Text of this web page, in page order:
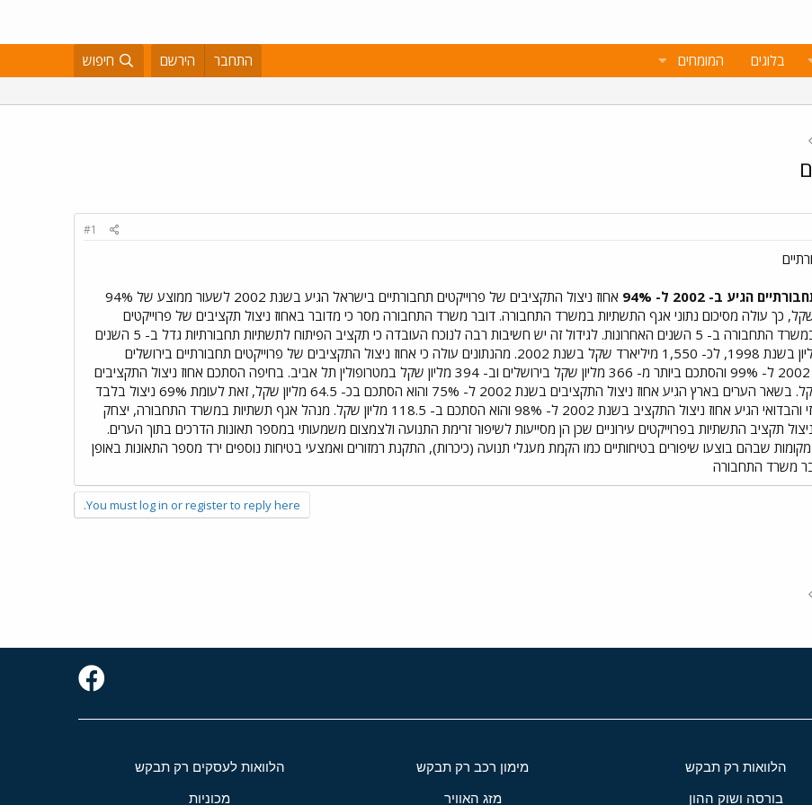
בלוגים המומחים התחבר הירשם חיפוש
#1
הגיע ב- 2002 ל- 94%
אחוז ניצול התקציבים של פרוייקטים תחבורתיים בישראל הגיע בשנת 2002 לשעור ממוצע של 94%
ב- 1,444 מיליארד שקל, כך עולה מסיכום נתוני אגף התשתיות במשרד התחבורה. דובר משרד התחבורה מסר כי מדובר באחוז ניצול תקציבים של פרוייקטים
תחבורתיים הגבוה ביותר שנרשם במשרד התחבורה ב- 5 השנים האחרונות. לגידול זה יש חשיבות רבה לנוכח העובדה כי תקציב הפיתוח לתשתיות תחבורתיות גדל ב- 5 השנים
האחרונות פי שלושה, מכ- 500 מליון בשנת 1998, לכ- 1,550 מיליארד שקל בשנת 2002. מהנתונים עולה כי אחוז ניצול התקציבים של פרוייקטים תחבורתיים בירושלים
ובמטרופולין תל אביב הגיע בשנת 2002 ל- 99% והסתכם ביותר מ- 366 מליון שקל בירושלים וב- 394 מליון שקל במטרופולין תל אביב. בחיפה הסתכם אחוז ניצול התקציבים
בכ- 96% והגיע לכ- 239 מליון שקל. בשאר הערים בארץ הגיע אחוז ניצול התקציבים בשנת 2002 ל- 75% והוא הסתכם בכ- 64.5 מליון שקל, זאת לעומת 69% ניצול בלבד
בשנת 2001. במגזר הערבי, הדרוזי והבדואי הגיע אחוז ניצול התקציב בשנת 2002 ל- 98% והוא הסתכם ב- 118.5 מליון שקל. מנהל אגף תשתיות במשרד התחבורה, יצחק
תקציב התשתיות בפרוייקטים עירוניים שכן הן מסייעות לשיפור זרימת התנועה ולצמצום משמעותי במספר תאונות הדרכים בתוך הערים.
שבהם בוצעו שיפורים בטיחותיים כמו הקמת מעגלי תנועה (כיכרות), התקנת רמזורים ואמצעי בטיחות נוספים ירד מספר התאונות באופן
משרד התחבורה
You must log in or register to reply here.
הלוואות רק תבקש מימון רכב רק תבקש הלוואות לעסקים רק תבקש
בורסה ושוק ההון מזג האוויר מכוניות